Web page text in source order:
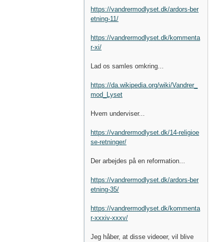
https://vandrermodlyset.dk/ardors-ber
etning-11/
https://vandrermodlyset.dk/kommenta
r-xi/
Lad os samles omkring...
https://da.wikipedia.org/wiki/Vandrer_
mod_Lyset
Hvem underviser...
https://vandrermodlyset.dk/14-religioe
se-retninger/
Der arbejdes på en reformation...
https://vandrermodlyset.dk/ardors-ber
etning-35/
https://vandrermodlyset.dk/kommenta
r-xxxiv-xxxv/
Jeg håber, at disse videoer, vil blive